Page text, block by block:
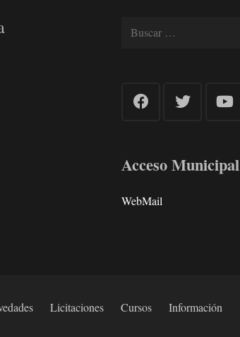
Buscar:
Acceso Municipal
WebMail
Licitaciones Cursos
Información